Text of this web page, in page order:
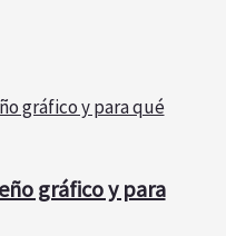
gráfico y para